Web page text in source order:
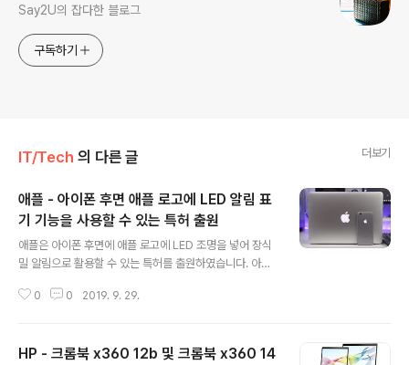
Say2U의 잡다한 블로그
구독하기
IT/Tech 의 다른 글 더보기
애플 - 아이폰 후면 애플 로고에 LED 알림 표
기 기능을 사용할 수 있는 특허 출원
애플은 아이폰 후면에 애플 로고에 LED 조명을 넣어 장식
밀 알림으로 활용할 수 있는 특허를 출원하였습니다. 아이
고를 LCD 백라이트를 활용해 빛나게 하는 것과 유사한 것
것으로 보입니다. 이러한 기능은 특허 단계이므로, 실제 아
0 0 2019. 9. 29.
HP - 크롬북 x360 12b 및 크롬북 x360 14